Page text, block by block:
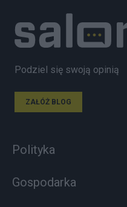
Podziel się swoją opinią
ZAŁÓŻ BLOG
Polityka
Gospodarka